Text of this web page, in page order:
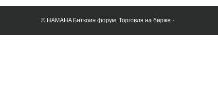
© HAMAHA Биткоин форум. Торговля на бирже ·